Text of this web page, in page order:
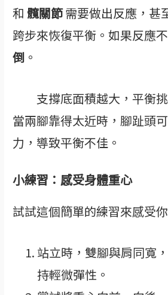
和 髖關節需要做出反應，甚
跨步來恢復平衡。如果反應
倒 。
支撐底面積越大，平衡挑
當兩腳靠得太近時，腳趾頭
力，導致平衡不佳。
小練習：感受身體重心
試試這個簡單的練習來感受
站立時，雙腳與肩同寬
持輕微彈性。